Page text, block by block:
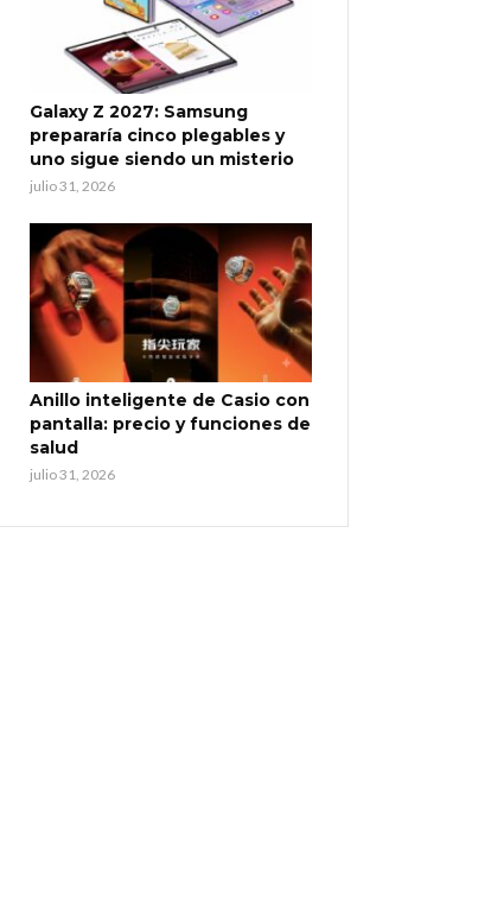
Galaxy Z 2027: Samsung
prepararía cinco plegables y
uno sigue siendo un misterio
julio 31, 2026
Anillo inteligente de Casio con
pantalla: precio y funciones de
salud
julio 31, 2026